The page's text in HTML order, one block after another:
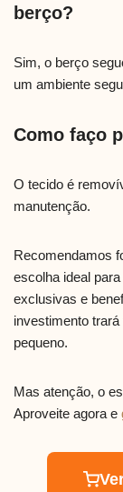
berço?
Sim, o berço
um ambiente
Como faço
O tecido é
manutenção.
Recomendamos
escolha ideal
exclusivas e
investimento
pequeno.
Mas atenção, o
Aproveite agora e